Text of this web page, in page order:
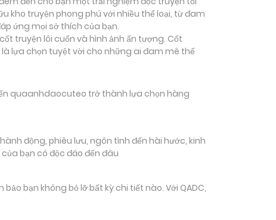
kho truyện phong phú với nhiều thể loại, từ đam
ứng mọi sở thích của bạn.
truyện lôi cuốn và hình ảnh ấn tượng. Cốt
lựa chọn tuyệt vời cho những ai đam mê thể
quaanhdaocuteo trở thành lựa chọn hàng
động, phiêu lưu, ngôn tình đến hài hước, kinh
bạn có độc đáo đến đâu
bạn không bỏ lỡ bất kỳ chi tiết nào. Với QADC,